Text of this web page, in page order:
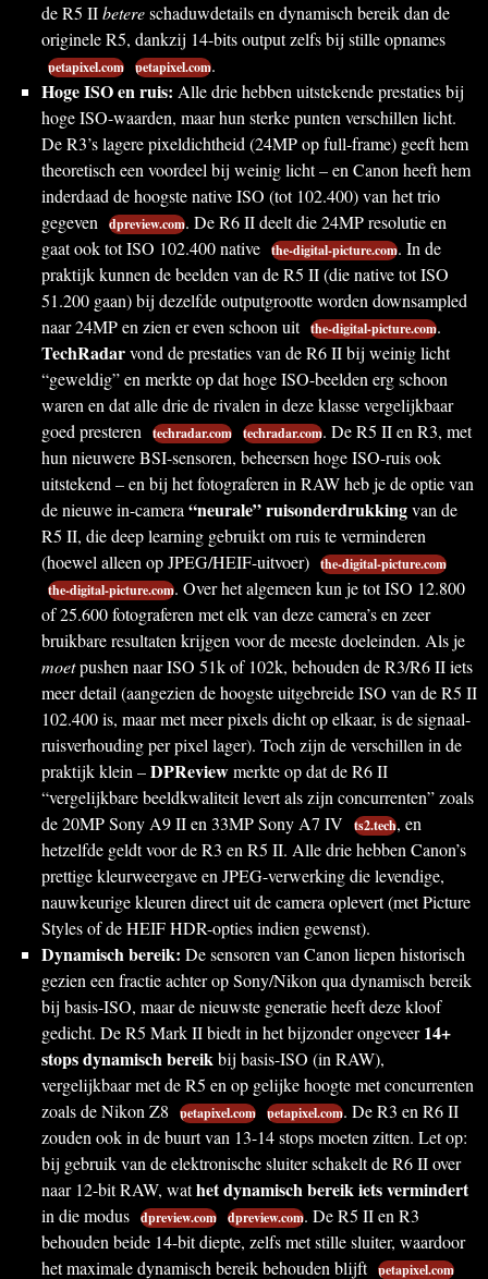
de R5 IIbetereschaduwdetails en dynamisch bereik dan de
originele R5, dankzij 14-bits output zelfs bij stille opnames
petapixel.com petapixel.com.
Hoge ISO en ruis: Alle drie hebben uitstekende prestaties bij
hoge ISO-waarden, maar hun sterke punten verschillen licht.
De R3’s lagere pixeldichtheid (24MP op full-frame) geeft hem
theoretisch een voordeel bij weinig licht – en Canon heeft hem
inderdaad de hoogste native ISO (tot 102.400) van het trio
gegeven dpreview.com. De R6 II deelt die 24MP resolutie en
gaat ook tot ISO 102.400 native the-digital-picture.com. In de
praktijk kunnen de beelden van de R5 II (die native tot ISO
51.200 gaan) bij dezelfde outputgrootte worden downsampled
naar 24MP en zien er even schoon uit the-digital-picture.com.
TechRadarvond de prestaties van de R6 II bij weinig licht
“geweldig” en merkte op dat hoge ISO-beelden erg schoon
waren en dat alle drie de rivalen in deze klasse vergelijkbaar
goed presteren techradar.com techradar.com. De R5 II en R3, met
hun nieuwere BSI-sensoren, beheersen hoge ISO-ruis ook
uitstekend – en bij het fotograferen in RAW heb je de optie van
de nieuwe in-camera“neurale” ruisonderdrukkingvan de
R5 II, die deep learning gebruikt om ruis te verminderen
(hoewel alleen op JPEG/HEIF-uitvoer) the-digital-picture.com
the-digital-picture.com. Over het algemeen kun je tot ISO 12.800
of 25.600 fotograferen met elk van deze camera’s en zeer
bruikbare resultaten krijgen voor de meeste doeleinden. Als je
moetpushen naar ISO 51k of 102k, behouden de R3/R6 II iets
meer detail (aangezien de hoogste uitgebreide ISO van de R5 II
102.400 is, maar met meer pixels dicht op elkaar, is de signaal-
ruisverhouding per pixel lager). Toch zijn de verschillen in de
praktijk klein –DPReviewmerkte op dat de R6 II
“vergelijkbare beeldkwaliteit levert als zijn concurrenten” zoals
de 20MP Sony A9 II en 33MP Sony A7 IV
ts2.tech, en
hetzelfde geldt voor de R3 en R5 II. Alle drie hebben Canon’s
prettige kleurweergave en JPEG-verwerking die levendige,
nauwkeurige kleuren direct uit de camera oplevert (met Picture
Styles of de HEIF HDR-opties indien gewenst).
Dynamisch bereik: De sensoren van Canon liepen historisch
gezien een fractie achter op Sony/Nikon qua dynamisch bereik
bij basis-ISO, maar de nieuwste generatie heeft deze kloof
gedicht. De R5 Mark II biedt in het bijzonder ongeveer14+
stops dynamisch bereikbij basis-ISO (in RAW),
vergelijkbaar met de R5 en op gelijke hoogte met concurrenten
zoals de Nikon Z8
petapixel.com petapixel.com. De R3 en R6 II
zouden ook in de buurt van 13-14 stops moeten zitten. Let op:
bij gebruik van de elektronische sluiter schakelt de R6 II over
naar 12-bit RAW, wathet dynamisch bereik iets vermindert
in die modus dpreview.com dpreview.com. De R5 II en R3
behouden beide 14-bit diepte, zelfs met stille sluiter, waardoor
het maximale dynamisch bereik behouden blijft petapixel.com